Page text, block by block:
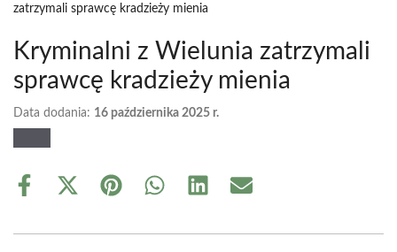
zatrzymali sprawcę kradzieży mienia
Kryminalni z Wielunia zatrzymali
sprawcę kradzieży mienia
Data dodania: 16 października 2025 r.
Share
Share
(Twitter)
Share Share Share Share